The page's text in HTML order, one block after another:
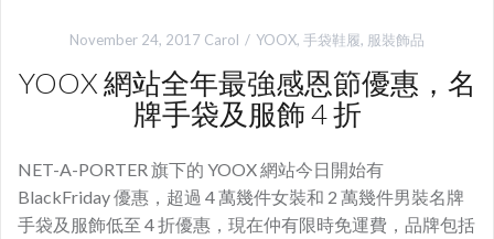
November 24, 2017 Carol YOOX, 手袋鞋履, 服裝飾品
YOOX 網站全年最強感恩節優惠，名
牌手袋及服飾 4 折
NET-A-PORTER 旗下的 YOOX 網站今日開始有
BlackFriday 優惠，超過 4 萬幾件女裝和 2 萬幾件男裝名牌
手袋及服飾低至 4 折優惠，現在仲有限時免運費，品牌包括